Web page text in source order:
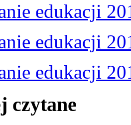
edukacji
edukacji
edukacji
czytane